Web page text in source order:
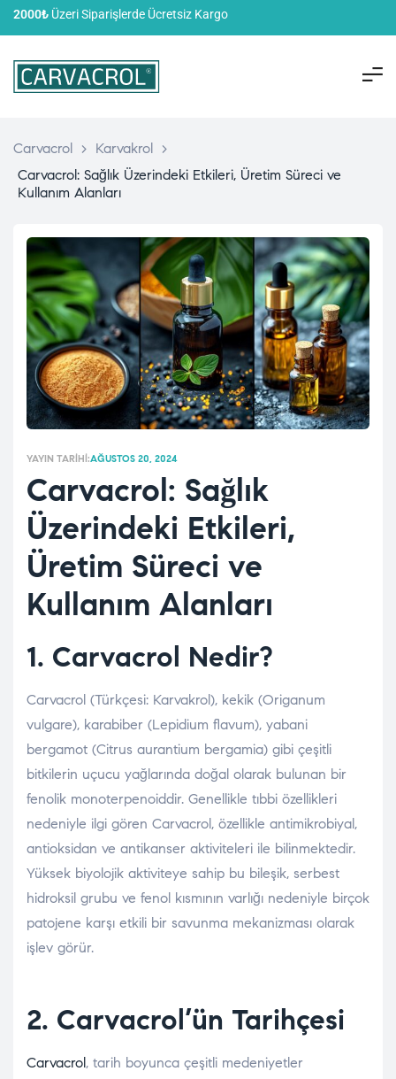
2000₺ Üzeri Siparişlerde Ücretsiz Kargo
Carvacrol > Karvakrol >
Carvacrol: Sağlık Üzerindeki Etkileri, Üretim Süreci ve
Kullanım Alanları
YAYIN TARIHI:AĞUSTOS 20, 2024
Carvacrol: Sağlık
Üzerindeki Etkileri,
Üretim Süreci ve
Kullanım Alanları
1. Carvacrol Nedir?
Carvacrol (Türkçesi: Karvakrol), kekik (Origanum
vulgare), karabiber (Lepidium flavum), yabani
bergamot (Citrus aurantium bergamia) gibi çeşitli
bitkilerin uçucu yağlarında doğal olarak bulunan bir
fenolik monoterpenoiddir. Genellikle tıbbi özellikleri
nedeniyle ilgi gören Carvacrol, özellikle antimikrobiyal,
antioksidan ve antikanser aktiviteleri ile bilinmektedir.
Yüksek biyolojik aktiviteye sahip bu bileşik, serbest
hidroksil grubu ve fenol kısmının varlığı nedeniyle birçok
patojene karşı etkili bir savunma mekanizması olarak
işlev görür.
2. Carvacrol’ün Tarihçesi
Carvacrol , tarih boyunca çeşitli medeniyetler